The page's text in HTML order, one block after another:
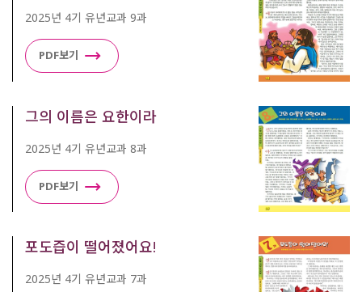
2025년 4기 유년교과 9과
PDF보기
그의 이름은 요한이라
2025년 4기 유년교과 8과
PDF보기
포도즙이 떨어졌어요!
2025년 4기 유년교과 7과